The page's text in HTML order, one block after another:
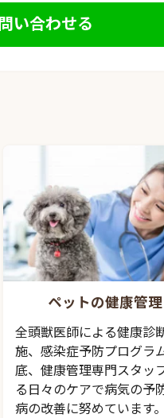
い合わせる
ペットの健康管理
全頭獣医師による健康診
施、感染症予防プログラ
底、健康管理専門スタッ
る日々のケアで病気の予
病の改善に努めています。